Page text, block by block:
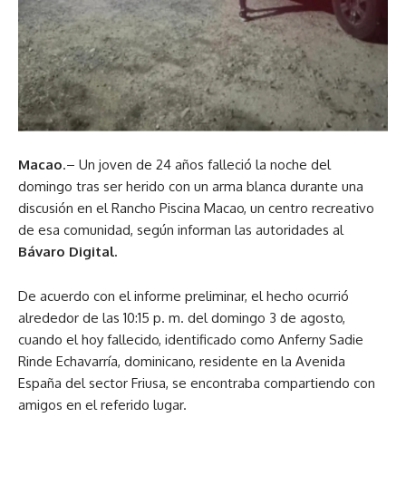
Macao.– Un joven de 24 años falleció la noche del
domingo tras ser herido con un arma blanca durante una
discusión en el Rancho Piscina Macao, un centro recreativo
de esa comunidad, según informan las autoridades al
Bávaro Digital.
De acuerdo con el informe preliminar, el hecho ocurrió
alrededor de las 10:15 p. m. del domingo 3 de agosto,
cuando el hoy fallecido, identificado como Anferny Sadie
Rinde Echavarría, dominicano, residente en la Avenida
España del sector Friusa, se encontraba compartiendo con
amigos en el referido lugar.